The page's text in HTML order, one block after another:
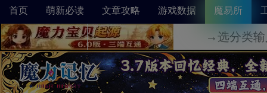
首页 萌新必读 文章攻略 游戏数据 魔易所